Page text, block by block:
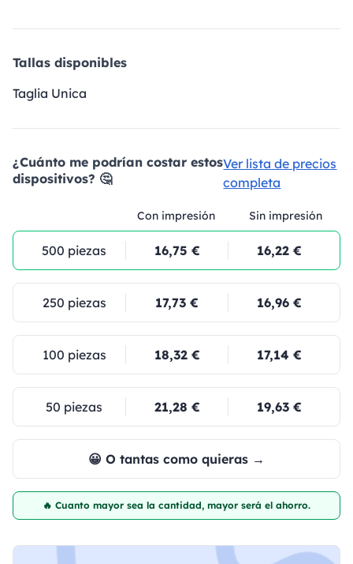
Tallas disponibles
Taglia Unica
¿Cuánto me podrían costar estos
dispositivos? 🤔
Ver lista de precios
completa
Con impresión Sin impresión
500 piezas 16,75 € 16,22 €
250 piezas 17,73 € 16,96 €
100 piezas 18,32 € 17,14 €
50 piezas 21,28 € 19,63 €
😀 O tantas como quieras →
🔥 Cuanto mayor sea la cantidad, mayor será el ahorro.